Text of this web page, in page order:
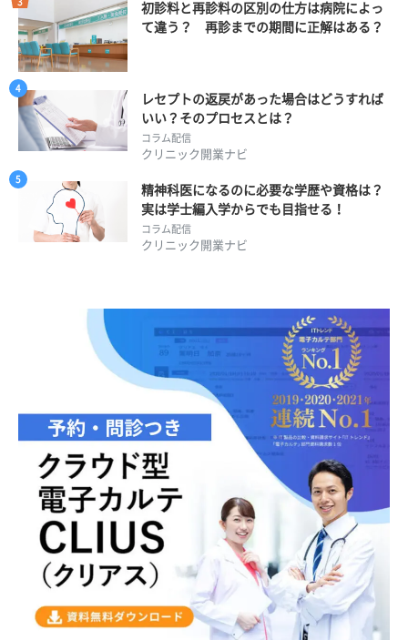
初診料と再診料の区別の仕方は病院によっ
て違う？ 再診までの期間に正解はある？
レセプトの返戻があった場合はどうすれば
いい？そのプロセスとは？
コラム配信
クリニック開業ナビ
精神科医になるのに必要な学歴や資格は？
実は学士編入学からでも目指せる！
コラム配信
クリニック開業ナビ